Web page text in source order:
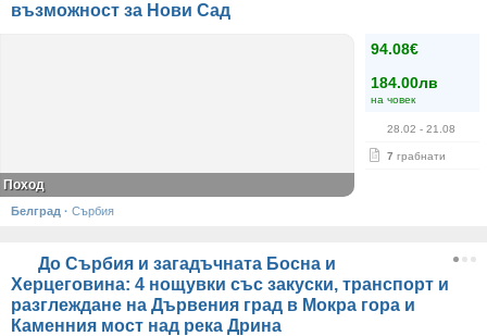
възможност за Нови Сад
94.08€
184.00лв
на човек
28.02 - 21.08
7 грабнати
Поход
Белград · Сърбия
До Сърбия и загадъчната Босна и
Херцеговина: 4 нощувки със закуски, транспорт и
разглеждане на Дървения град в Мокра гора и
Каменния мост над река Дрина